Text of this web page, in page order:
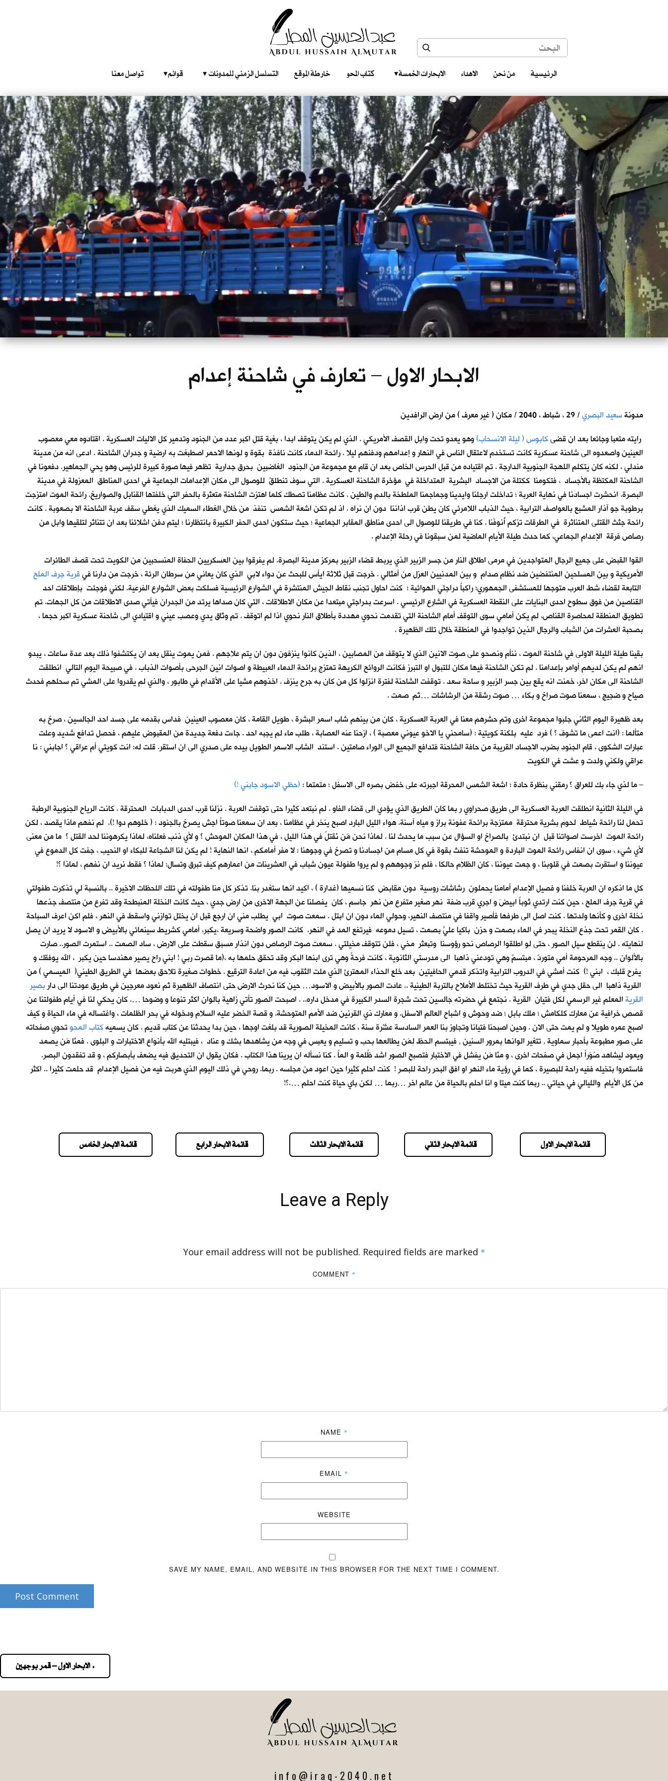
الرئيسية من نحن الاهداء الابحارات الخمسة ‎ ‎ ‎ كتاب المحو خارطة الموقع التسلسل الزمني للمدونات‎ ‎ ‎ ‎ ‎ قوائم‎ ‎ ‎ ‎ تواصل معنا
الابحار الاول – تعارف في شاحنة إعدام
مدونةسعيد البصري/ 29 ، شباط ، 2040 / مكان ( غير معرف ) من ارض الرافدين
رايته متعبا وجائعا بعد ان قضىكابوس ( ليلة الانسحاب)وهو يعدو تحت وابل القصف الأمريكي . الذي لم يكن يتوقف ابدا ، بغية قتل اكبر عدد من الجنود وتدمير كل الاليات العسكرية . اقتادوه معي معصوب
العينين واصعدوه الى شاحنة عسكرية كانت تستخدم لاعتقال الناس في النهار و إعدامهم ودفنهم ليلا . رائحة الدماء كانت نافذة بقوة و لونها الاحمر اصطبغت به ارضية و جدران الشاحنة . ادعى انه من مدينة
مندلي ، لكنه كان يتكلم اللهجة الجنوبية الدارجة . تم اقتياده من قبل الحرس الخاص بعد ان قام مع مجموعة من الجنود الغاضبين بحرق جدارية تظهر فيها صورة كبيرة للرئيس وهو يحي الجماهير. دفعونا في
الشاحنة المكتظة بالأجساد ، فتكومنا ككتلة من الاجساد البشرية المتداخلة في مؤخرة الشاحنة العسكرية . التي سوف تنطلقُ للوصول الى مكان الإعدامات الجماعية في احدى المناطق المعزولة في مدينة
البصرة. انحشرت اجسادنا في نهاية العربة ؛ تداخلت ارجلنا وايدينا وجماجمنا الملطخة بالدم والطين . كانت عظامنا تصطك كلما اهتزت الشاحنة متعثرة بالحفر التي خلفتها القنابل والصواريخ. رائحة الموت امتزجت
برطوبة جو آذار المشبع بالعواصف الترابية ، حيث الذباب اللامرئي كان يطن قرب اذاننا دون ان نراه . اذ لم تكن اشعة الشمس تنفذ من خلال الغطاء السميك الذي يغطي سقف عربة الشاحنة الا بصعوبة . كانت
رائحة جثث القتلى المتناثرة في الطرقات تزكم أُنوفَنا . كنا في طريقنا للوصول الى احدى مناطق المقابر الجماعية ؛ حيث ستكون احدى الحفر الكبيرة بانتظارنا ؛ ليتم دفن اشلائنا بعد ان تتناثر لتلقيها وابل من
رصاص فرقة الإعدام الجماعي، كما حدث طيلة الأيام الماضية لمن سبقونا في رحلة الإعدام .
القوا القبض على جميع الرجال المتواجدين في مرمى اطلاق النار من جسر الزبير الذي يربط قضاء الزبير بمركز مدينة البصرة. لم يفرقوا بين العسكريين الحفاة المنسحبين من الكويت تحت قصف الطائرات
الأمريكية و بين المسلحين المنتفضين ضد نظام صدام و بين المدنيين العزل من أمثالي . خرجت قبل ثلاثة ايأس للبحث عن دواء لابي الذي كان يعاني من سرطان الرئة ، خرجت من دارنا فيقرية جرف الملح
التابعة لقضاء شط العرب متوجها للمستشفى الجمهوري؛ راكباً دراجتي الهوائية ؛ كنت احاول تجنب نقاط الجيش المنتشرة في الشوارع الرئيسية فسلكت بعض الشوارع الفرعية. لكني فوجئت بإطلاقات احد
القناصين من فوق سطوح احدى البنايات على النقطة العسكرية في الشارع الرئيسي . اسرعت بدراجتي مبتعدا عن مكان الاطلاقات ، التي كان صداها يرتد من الجدران فيأتي صدى الاطلاقات من كل الجهات. تم
تطويق المنطقة لمحاصرة القناص، لم يكن أمامي سوى التوقف أمام الشاحنة التي تقدمت نحوي مهددة بأطلاق النار نحوي اذا لم اتوقف . تم وثاق يدي وعصب عيني و اقتيادي الى شاحنة عسكرية اكبر حجما ،
بصحبة العشرات من الشباب والرجال الذين تواجدوا في المنطقة خلال تلك الظهيرة .
بقينا طيلة الليلة الاولى في شاحنة الموت ، ننأم ونصحو على صوت الانين الذي لا يتوقف من المصابين ، الذين كانوا ينزفون دون ان يتم علاجهم . فمن يموت ينقل بعد ان يكتشفوا ذلك بعد عدة ساعات ، يبدو
انهم لم يكن لديهم أوامر بإعدامنا . لم تكن الشاحنة فيها مكان للتبول او التبرز فكانت الروائح الكريهة تمتزج برائحة الدماء العبيطة و اصوات انين الجرحى بأصوات الذباب . في صبيحة اليوم التالي انطلقت
الشاحنة الى مكان اخر، خمنت انه يقع بين جسر الزبير و ساحة سعد . توقفت الشاحنة لفترة انزلوا كل من كان به جرح ينزف . اخذوهم مشيا على الأقدام في طابور ، والذي لم يقدروا على المشي تم سحلهم فحدث
صياح و ضجيج ، سمعنا صوت صراخ و بكاء … صوت رشقة من الرشاشات …ثم صمت .
بعد ظهيرة اليوم الثاني جلبوا مجموعة اخرى وتم حشرهم معنا في العربة العسكرية ، كان من بينهم شاب اسمر البشرة ، طويل القامة ، كان معصوب العينين فداس بقدمه على جسد احد الجالسين ، صرخ به
متألما : (انت اعمى ما تشوف ؟ ) فرد عليه بلكنة كويتية : (سامحني يا الاخو عيوني معصبة ) ، ازحنا عنه العصابة ، طلب ماء لم يجبه احد . جاءت دفعة جديدة من المقبوض عليهم ، فحصل تدافع شديد وعلت
عبارات الشكوى ، قام الجنود بضرب الاجساد القريبة من حافة الشاحنة فتدافع الجميع الى الوراء صامتين . استند الشاب الاسمر الطويل بيده على صدري الى ان استقر. قلت له: انت كويتي أم عراقي ؟ اجابني : نا
عراقي ولكني ولدت و عشت في الكويت
– ما لذي جاء بك للعراق ؟ رمقني بنظرة حادة ؛ اشعة الشمس المحرقة اجبرته على خفض بصره الى الاسفل ؛ متمتما : (حظي الاسود جابني !)
في الليلة الثانية انطلقت العربة العسكرية الى طريق صحراوي ر بما كان الطريق الذي يؤدي الى قضاء الفاو . لم نبتعد كثيرا حتى توقفت العربة . نزلنا قرب احدى الدبابات المحترقة . كانت الرياح الجنوبية الرطبة
تحمل لنا رائحة شياط لحوم بشرية محترقة ممتزجة برائحة عفونة براز و مياه آسنة. هواء الليل البارد اصبح ينخر في عظامنا ، بعد ان سمعنا صوتاً اجش يصرخ بالجنود : ( خلوهم دوا !). لم نفهم ماذا يقصد ، لكن
رائحة الموت اخرست اصواتنا قبل ان نبتدئ بالصراخ او السؤال عن سبب ما يحدث لنا . لماذا نحن مَن نُقتلُ في هذا الليل ، في هذا المكان الموحش ؟ و لأي ذنب فعلناه، لماذا يكرهوننا لحد القتل ؟ ما من معنى
لأي شيء ، سوى ان انفاس رائحة الموت الباردة و الموحشة تنفث بقوة في كل مسام من اجسادنا و تصرخ في وجوهنا : لا مفر أمامكم ، انها النهاية ! لم يكن لنا الشجاعة للبكاء او النحيب ، جفت كل الدموع في
عيوننا و استقرت بصمت في قلوبنا ، و جمت عيوننا ، كان الظلام حالكا ، فلم نرَ وجوههم و لم يروا طفولة عيون شباب في العشرينات من اعمارهم كيف تبرق وتسال: لماذا ؟ فقط نريد ان نفهم ، لماذا ؟!
كل ما اذكره ان العربة خلفنا و فصيل الإعدام أمامنا يحملون رشاشات روسية دون مقابض كنا نسميها (غدارة ) ، اكيد انها ستغدر بنا. تذكر كل منا طفولته في تلك اللحظات الاخيرة .. بالنسبة لي تذكرت طفولتي
في قرية جرف الملح، حين كنت ارتدي ثوباً ابيضَ و اجري قرب ضفة نهر صغير متفرع من نهر جاسم ، كان يفصلنا عن الجهة الاخرى من ارض جدي ، حيث كانت النخلة المنبطحة وقد تفرع من منتصف جذعها
نخلة اخرى و كأنها ولدتها . كنت اصل الى طرفها فأصير واقفا في منتصف النهير، وحولي الماء دون ان ابتل . سمعت صوت ابي يطلب مني ان ارجع قبل ان يختل توازني واسقط في النهر ، فلم اكن اعرف السباحة
. كان القمر تحت جذع النخلة يبحر في الماء بصمت و حزن باكيا عليَّ بصمت ، تسيل دموعه فيرتفع المد في النهر. كانت الصور واضحة وسريعة ،يكبر، أمامي كشريط سينمائي بالأبيض و الاسود لا يريد ان يصل
لنهايته . لن ينقطع سيل الصور ، حتى لو اطلقوا الرصاص نحو رؤوسنا وتبعثر مخي ، فلن تتوقف مخيلتي . سمعت صوت الرصاص دون انذار مسبق سقطت على الارض ، ساد الصمت .. استمرت الصور.. صارت
بالألوان .. وجه المرحومة أمي متوردٌ ، مبتسمٌ وهي تودعني ذاهبا الى مدرستي الثانوية ، كانت فرحةً وهي ترى ابنها البكر وقد تحقق حلمها به ،(ما قصرت ربي ! ابني راح يصير مهندسا حين يكبر ، الله يوفقك و
يفرح قلبك ، ابني !) كنت أمشي في الدروب الترابية واتذكر قدمي الحافيتين بعد خلع الحذاء المهترئ الذي ملت الثقوب فيه من اعادة الترقيع . خطوات صغيرة تلاحق بعضها في الطريق الطيني( الميسمي ) من
القرية ذاهبا الى حقل جدي في طرف القرية حيث تختلط الأملاح بالتربة الطينية .. عادت الصور بالأبيض و الاسود… حين كنا نحرث الارض حتى انتصاف الظهيرة ثم نعود معرجين في طريق عودتنا الى داربصير
القريةالمعلم غير الرسمي لكل فتيان القرية . نجتمع في حضرته جالسين تحت شجرة السدر الكبيرة في مدخل داره.. . اصبحت الصور تأتي زاهية بالوان اكثر تنوعا و وضوحا …. كان يحكي لنا في أيام طفولتنا عن
قصص خرافية عن معارك كلكامش ؛ ملك بابل ؛ ضد وحوش و اشباح العالم الاسفل. و معارك ذي القرنين ضد الأمم المتوحشة. و قصة الخضر عليه السلام ودخوله في بحر الظلمات ، واغتساله في ماء الحياة و كيف
اصبح عمره طويلا و لم يمت حتى الان . وحين اصبحنا فتيانا وتجاوز بنا العمر السادسة عشْرة سنة ، كانت المخيلة الصورية قد بلغت اوجها ، حين بدا يحدثنا عن كتاب قديم . كان يسميهكتاب المحوتحوي صفحاته
على صور مطبوعة بأحبار سماوية , تتغير الوانها بمرور السنين , فيبتسم الحظ لِمَن يطالعها بحب و تسليم و يعبس في وجه من يشاهدها بشك و عناد ، فيبتليه الله بأنواع الاختبارات و البلوى . فمنَّا مَن يصمد
ويعود ليشاهد صُوَراً اجمل في صفحات اخرى ، و منَّا مَن يفشل في الاختبار فتصبح الصور اشد ظُلمة و الماً . كنا نسأله ان يرينا هذا الكتاب . فكان يقول ان التحديق فيه يضعف بأبصاركم ، و قد تفقدون البصر.
فاستمروا بتخيله ففيه راحة للبصيرة ، كما في رؤية ماء النهر او افق البحر راحة للبصر ! كنت احلم كثيرا حين اعود من مجلسه . ربما. روحي في ذلك اليوم الذي هربت فيه من فصيل الإعدام قد حلمت كثيرا .. اكثر
من كل الأيام والليالي في حياتي .. ربما كنت ميتا و انا احلم بالحياة من عالم اخر …ربما … لكن باي حياة كنت احلم ….؟!
قائمة الابحار الخامس قائمة الابحار الرابع قائمة الابحار الثالث قائمة الابحار الثاني قائمة الابحار الاول
Leave a Reply
Your email address will not be published. Required fields are marked *
COMMENT *
NAME *
EMAIL *
WEBSITE
SAVE MY NAME, EMAIL, AND WEBSITE IN THIS BROWSER FOR THE NEXT TIME I COMMENT.
Post Comment
« الابحار الاول – قمر بوجهين
info@iraq-2040.net